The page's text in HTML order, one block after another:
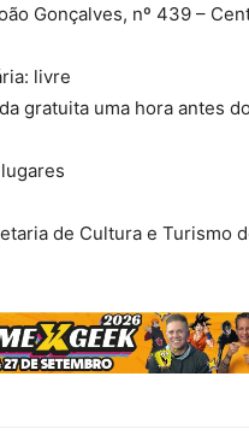
Gonçalves, nº 439 –
livre
gratuita uma hora antes
de Cultura e Turismo